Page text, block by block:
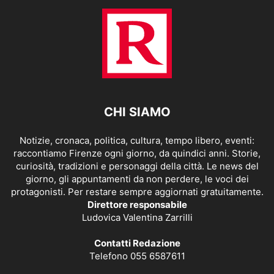
CHI SIAMO
Notizie, cronaca, politica, cultura, tempo libero, eventi:
raccontiamo Firenze ogni giorno, da quindici anni. Storie,
curiosità, tradizioni e personaggi della città. Le news del
giorno, gli appuntamenti da non perdere, le voci dei
protagonisti. Per restare sempre aggiornati gratuitamente.
Direttore responsabile
Ludovica Valentina Zarrilli
Contatti Redazione
Telefono 055 6587611